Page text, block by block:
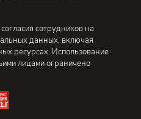
сотрудников на
данных, включая
ресурсах. Использование
лицами ограничено